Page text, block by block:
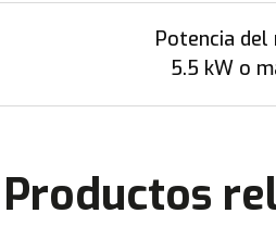
Potencia
5.5 kW o
Productos